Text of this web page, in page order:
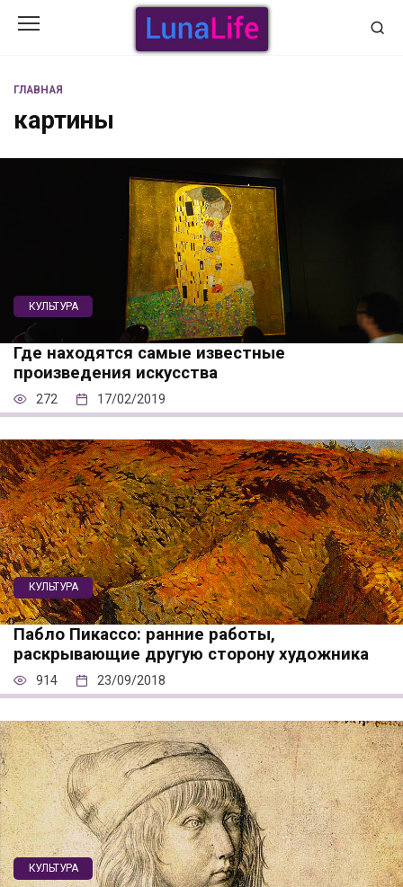
ГЛАВНАЯ
картины
КУЛЬТУРА
Где находятся самые известные
произведения искусства
272 17/02/2019
КУЛЬТУРА
Пабло Пикассо: ранние работы,
раскрывающие другую сторону художника
914 23/09/2018
КУЛЬТУРА